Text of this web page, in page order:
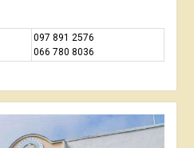
097 891 2576
066 780 8036